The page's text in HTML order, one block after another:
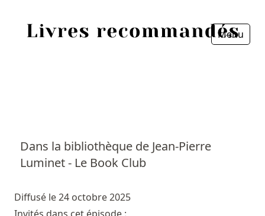
Menu
Dans la bibliothèque de Jean-Pierre
Luminet - Le Book Club
Diffusé le 24 octobre 2025
Personnes
Livres
Fermer